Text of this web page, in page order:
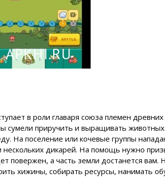
в роли главаря союза племен
сумели приручить и выращивать
На поселение или кочевые группы
дикарей. На помощь нужно
повержен, а часть земли достанется вам.
хижины, собирать ресурсы, нанимать